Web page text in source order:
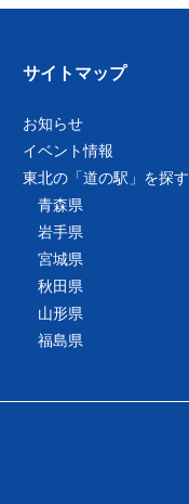
サイトマップ
お知らせ
イベント情報
東北の「道の駅」を探す
青森県
岩手県
宮城県
秋田県
山形県
福島県